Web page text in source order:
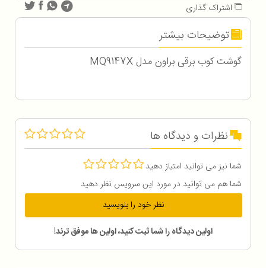
اشتراک گذاری
توضیحات بیشتر
گوشت کوب برقی براون مدل MQ9147X
نظرات و دیدگاه ها
شما نیز می توانید امتیاز دهید
شما هم می توانید در مورد این سرویس نظر دهید
نظر خود را بنویسید
اولین دیدگاه را شما ثبت کنید، اولین ها موفق ترند!